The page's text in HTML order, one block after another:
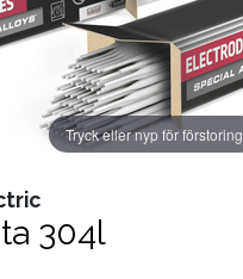
Tryck eller nyp för förstoring
304l